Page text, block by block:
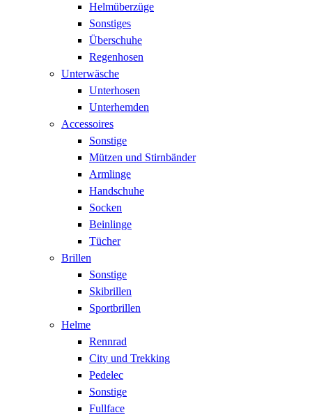
Helmüberzüge
Sonstiges
Überschuhe
Regenhosen
Unterwäsche
Unterhosen
Unterhemden
Accessoires
Sonstige
Mützen und Stirnbänder
Armlinge
Handschuhe
Socken
Beinlinge
Tücher
Brillen
Sonstige
Skibrillen
Sportbrillen
Helme
Rennrad
City und Trekking
Pedelec
Sonstige
Fullface